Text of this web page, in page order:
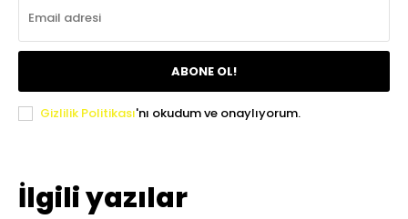
ABONE OL!
Gizlilik Politikası'nı okudum ve onaylıyorum.
İlgili yazılar